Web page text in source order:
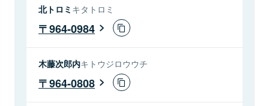
北トロミ キタトロミ
964-0984
木藤次郎内キトウジロウウチ
964-0808